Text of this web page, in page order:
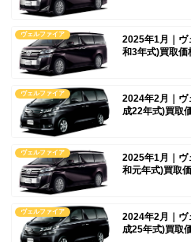
ヴェルファイア
2025年1月｜ヴ
和3年式)買取価
ヴェルファイア
2024年2月｜ヴ
成22年式)買取
ヴェルファイア
2025年1月｜ヴ
和元年式)買取
ヴェルファイア
2024年2月｜ヴ
成25年式)買取